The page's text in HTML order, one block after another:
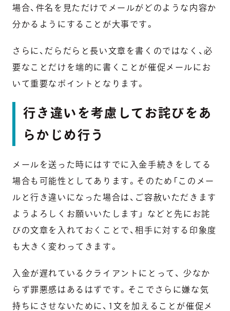
場合、 件名を見ただけでメールがどのような内容か
分かるようにすることが大事です。
さらに、だらだらと長い文章を書くのではなく、必
要なことだけを端的に書くことが催促メールにお
いて重要なポイントとなります。
行き違いを考慮してお詫びをあ
らかじめ行う
メールを送った時にはすでに入金手続きをしてる
場合も可能性としてあります。そのため 「このメー
ルと行き違いになった場合は、ご容赦いただきます
ようよろしくお願いいたします」
などと先にお詫
びの文章を入れておくことで、相手に対する印象度
も大きく変わってきます。
入金が遅れているクライアントにとって、 少なか
らず罪悪感はあるはずです。そこでさらに嫌な気
持ちにさせないために、1文を加えること が催促メ